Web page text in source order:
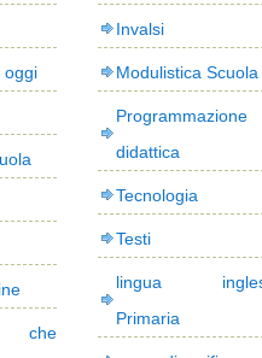
oggi
che
Invalsi
Modulistica Scuola
Programmazione
didattica
Tecnologia
Testi
lingua
Primaria